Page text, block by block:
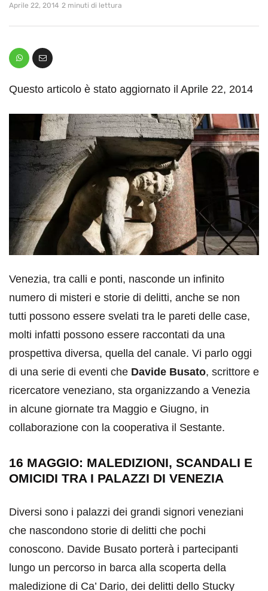
Aprile 22, 2014 2 minuti di lettura
Questo articolo è stato aggiornato il Aprile 22, 2014
Venezia, tra calli e ponti, nasconde un infinito
numero di misteri e storie di delitti, anche se non
tutti possono essere svelati tra le pareti delle case,
molti infatti possono essere raccontati da una
prospettiva diversa, quella del canale. Vi parlo oggi
di una serie di eventi che Davide Busato, scrittore e
ricercatore veneziano, sta organizzando a Venezia
in alcune giornate tra Maggio e Giugno, in
collaborazione con la cooperativa il Sestante.
16 MAGGIO: MALEDIZIONI, SCANDALI E
OMICIDI TRA I PALAZZI DI VENEZIA
Diversi sono i palazzi dei grandi signori veneziani
che nascondono storie di delitti che pochi
conoscono. Davide Busato porterà i partecipanti
lungo un percorso in barca alla scoperta della
maledizione di Ca’ Dario, dei delitti dello Stucky